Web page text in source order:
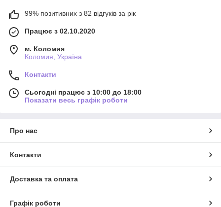
99% позитивних з 82 відгуків за рік
Працює з 02.10.2020
м. Коломия
Коломия, Україна
Контакти
Сьогодні працює з 10:00 до 18:00
Показати весь графік роботи
Про нас
Контакти
Доставка та оплата
Графік роботи